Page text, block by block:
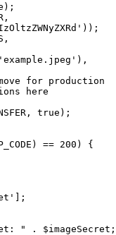
for production
here
true);
== 200) {
" . $imageSecret;